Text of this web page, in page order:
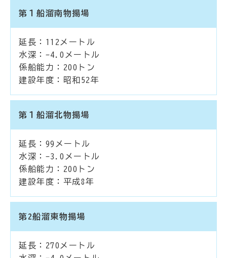
第１船溜南物揚場
延長：112メートル
水深：-4.0メートル
係船能力：200トン
建設年度：昭和52年
第１船溜北物揚場
延長：99メートル
水深：-3.0メートル
係船能力：200トン
建設年度：平成8年
第2船溜東物揚場
延長：270メートル